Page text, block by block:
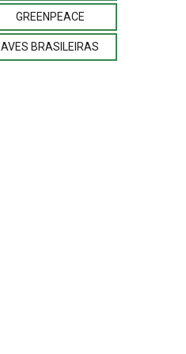
GREENPEACE
AVES BRASILEIRAS